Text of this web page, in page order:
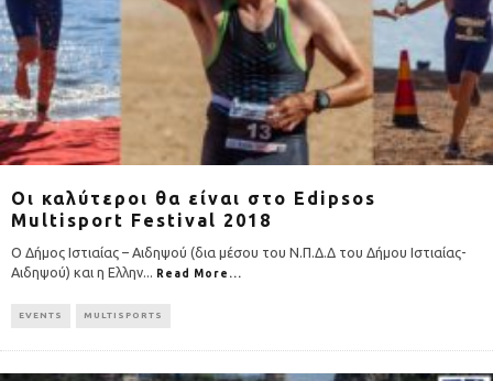
Οι καλύτεροι θα είναι στο Edipsos
Multisport Festival 2018
Ο Δήμος Ιστιαίας – Αιδηψού (δια μέσου του Ν.Π.Δ.Δ του Δήμου Ιστιαίας-
Αιδηψού) και η Ελλην... Read More...
EVENTS MULTISPORTS